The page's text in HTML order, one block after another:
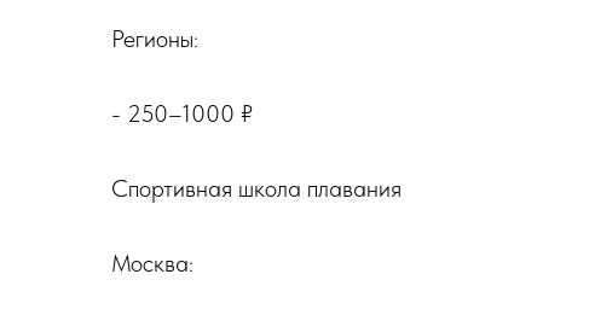
Регионы:
- 250–1000 ₽
Спортивная школа плавания
Москва: